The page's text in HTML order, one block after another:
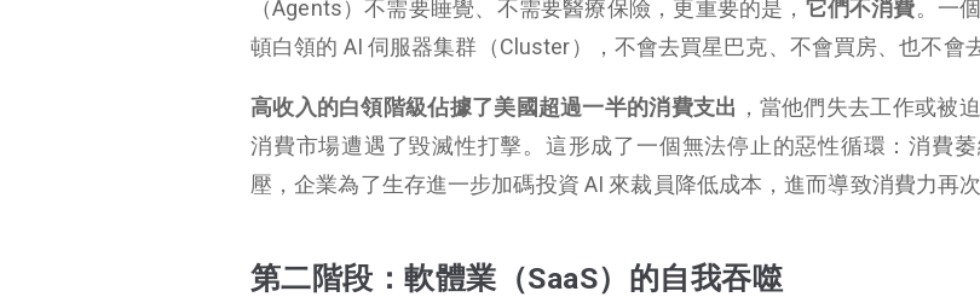
（Agents）不需要睡覺、不需要醫療保險，更重要的是， 它們不消費。一
頓白領的 AI 伺服器集群（Cluster），不會去買星巴克、不會買房、也不會
高收入的白領階級佔據了美國超過一半的消費支出 ，當他們失去工作或被
消費市場遭遇了毀滅性打擊。這形成了一個無法停止的惡性循環：消費
壓，企業為了生存進一步加碼投資 AI 來裁員降低成本，進而導致消費力再次
第二階段：軟體業（SaaS）的自我吞噬